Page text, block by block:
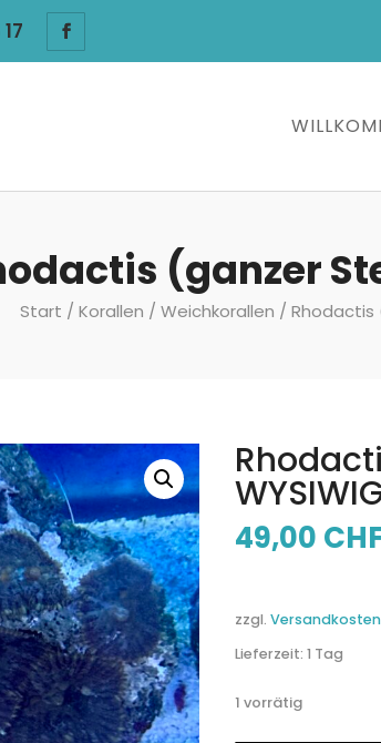
(ganzer
Start / Korallen / Weichkorallen / Rhodactis
49,00
zzgl. Versandkosten
Lieferzeit: 1 Tag
1 vorrätig